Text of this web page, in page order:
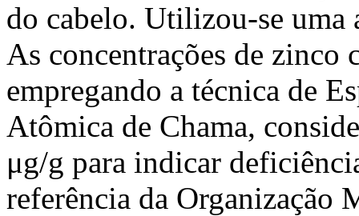
do cabelo. Utilizou-se uma
As concentrações de zinco
empregando a técnica de
Atômica de Chama,
μg/g para indicar
referência da Organização